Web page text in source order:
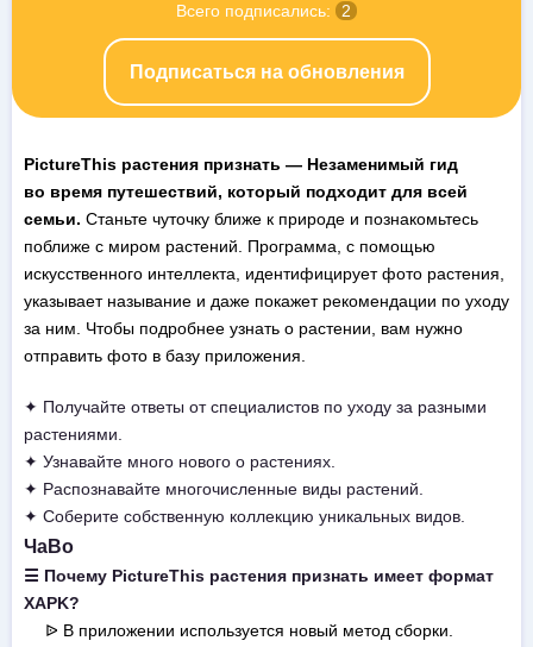
Подписаться на обновления
Всего подписались: 2
PictureThis растения признать — Незаменимый гид
во время путешествий, который подходит для всей
семьи. Станьте чуточку ближе к природе и познакомьтесь
поближе с миром растений. Программа, с помощью
искусственного интеллекта, идентифицирует фото растения,
указывает называние и даже покажет рекомендации по уходу
за ним. Чтобы подробнее узнать о растении, вам нужно
отправить фото в базу приложения.
✦ Получайте ответы от специалистов по уходу за разными
растениями.
✦ Узнавайте много нового о растениях.
✦ Распознавайте многочисленные виды растений.
✦ Соберите собственную коллекцию уникальных видов.
ЧаВо
☰ Почему PictureThis растения признать имеет формат
XAPK?
ᐉ В приложении используется новый метод сборки.